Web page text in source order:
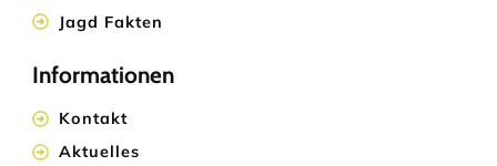
Jagd Fakten
Informationen
Kontakt
Aktuelles